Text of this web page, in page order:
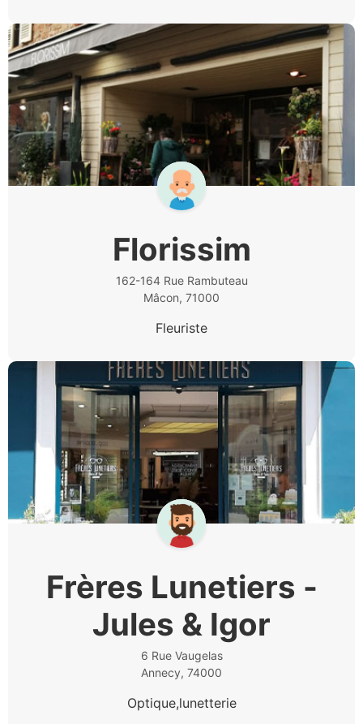
Florissim
162-164 Rue Rambuteau
Mâcon, 71000
Fleuriste
Frères Lunetiers -
Jules & Igor
6 Rue Vaugelas
Annecy, 74000
Optique,lunetterie